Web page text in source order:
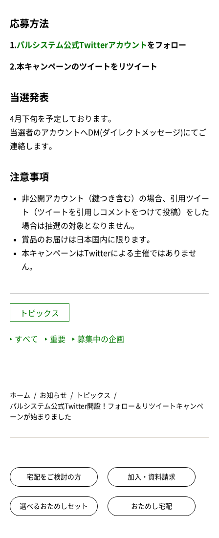
応募方法
1.パルシステム公式Twitterアカウントをフォロー
2.本キャンペーンのツイートをリツイート
当選発表
4月下旬を予定しております。
当選者のアカウントへDM(ダイレクトメッセージ)にてご
連絡します。
注意事項
非公開アカウント（鍵つき含む）の場合、引用ツイー
ト（ツイートを引用しコメントをつけて投稿）をした
場合は抽選の対象となりません。
賞品のお届けは日本国内に限ります。
本キャンペーンはTwitterによる主催ではありませ
ん。
トピックス
すべて 重要 募集中の企画
ホーム お知らせ
トピックス
パルシステム公式Twitter開設！フォロー＆リツイートキャンペ
ーンが始まりました
宅配をご検討の方 加入・資料請求
選べるおためしセット おためし宅配